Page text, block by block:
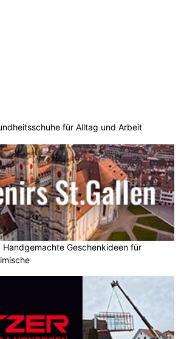
für Alltag und Arbeit
Handgemachte Geschenkideen für